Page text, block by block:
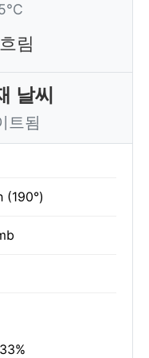
림
날씨
트됨
(190°)
33%